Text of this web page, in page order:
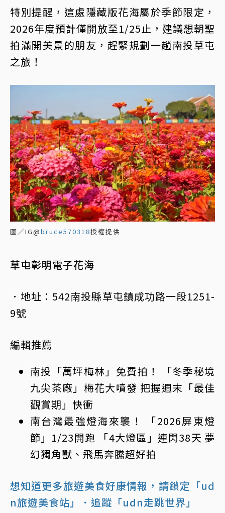
特別提醒，這處隱藏版花海屬於季節限定，
2026年度預計僅開放至1/25止，建議想朝聖
拍滿開美景的朋友，趕緊規劃一趟南投草屯
之旅！
圖／IG@bruce570318授權提供
草屯彰明電子花海
．地址：542南投縣草屯鎮成功路一段1251-
9號
編輯推薦
南投「萬坪梅林」免費拍！ 「冬季秘境
九尖茶廠」梅花大噴發 把握週末「最佳
觀賞期」快衝
南台灣最強燈海來襲！ 「2026屏東燈
節」1/23開跑 「4大燈區」連閃38天 夢
幻獨角獸、飛馬奔騰超好拍
想知道更多旅遊美食好康情報，請鎖定「ud
n旅遊美食站」
．追蹤「udn走跳世界」